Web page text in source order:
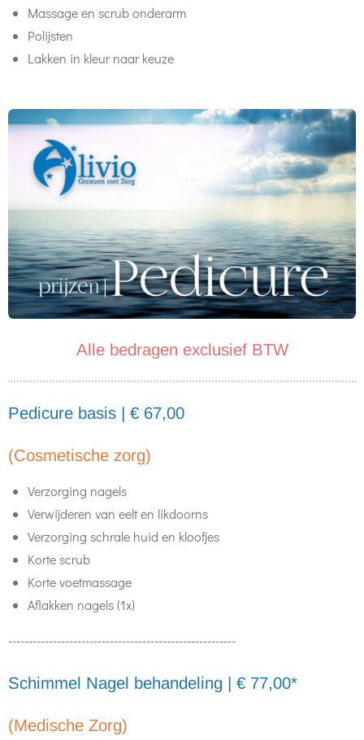
Massage en scrub onderarm
Polijsten
Lakken in kleur naar keuze
Alle bedragen exclusief BTW
Pedicure basis | € 67,00
(Cosmetische zorg)
Verzorging nagels
Verwijderen van eelt en likdoorns
Verzorging schrale huid en kloofjes
Korte scrub
Korte voetmassage
Aflakken nagels (1x)
--------------------------------------------------------
Schimmel Nagel behandeling | € 77,00*
(Medische Zorg)